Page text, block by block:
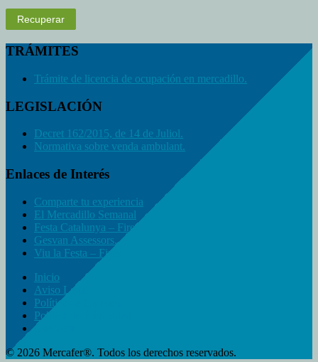
Recuperar
TRÁMITES
Trámite de licencia de ocupación en mercadillo.
LEGISLACIÓN
Decret 162/2015, de 14 de Juliol.
Normativa sobre venda ambulant.
Enlaces de Interés
Comparte tu experiencia
El Mercadillo Semanal
Festa Catalunya – Fires
Gesvan Assessors.
Viu la Festa – Fires
Inicio
Aviso Legal
Política de Cookies
Política de Privacidad
Contacto
© 2026 Mercafer®. Todos los derechos reservados.